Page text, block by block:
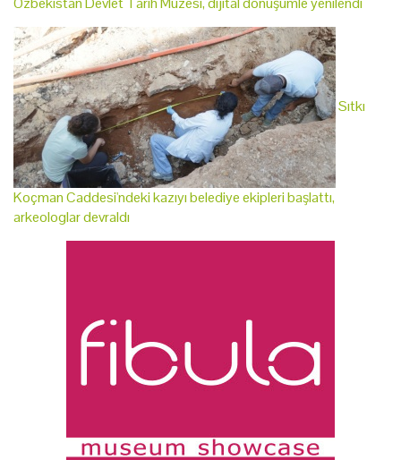
Sıtkı
Koçman Caddesi'ndeki kazıyı belediye ekipleri başlattı,
arkeologlar devraldı